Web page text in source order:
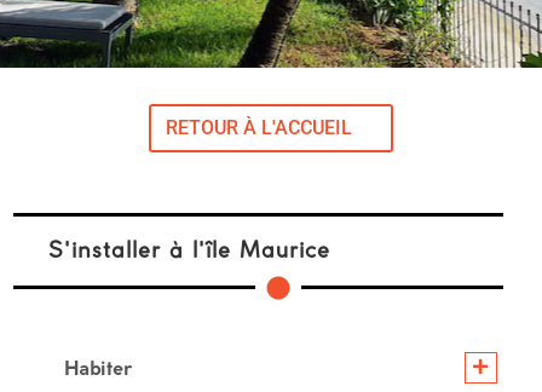
RETOUR À L'ACCUEIL
S'installer à l'île Maurice
Habiter